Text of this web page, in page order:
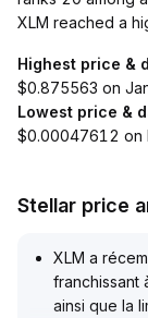
XLM reached a
Highest price &
$0.875563 on
Lowest price &
$0.00047612 on
Stellar price
XLM a
franchissant
ainsi que la